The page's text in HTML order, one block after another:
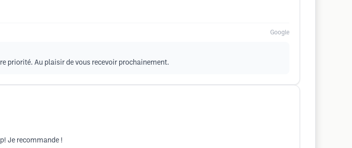
Google
priorité. Au plaisir de vous recevoir prochainement.
Je recommande !